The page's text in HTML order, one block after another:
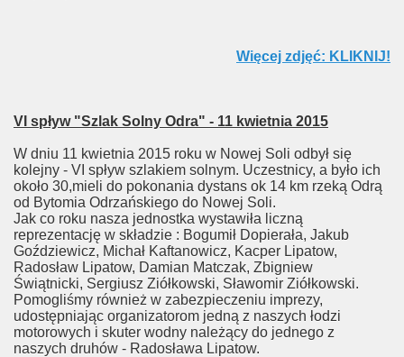
Więcej zdjęć: KLIKNIJ!
VI spływ "Szlak Solny Odra" - 11 kwietnia 2015
W dniu 11 kwietnia 2015 roku w Nowej Soli odbył się
kolejny - VI spływ szlakiem solnym. Uczestnicy, a było ich
około 30,mieli do pokonania dystans ok 14 km rzeką Odrą
od Bytomia Odrzańskiego do Nowej Soli.
Jak co roku nasza jednostka wystawiła liczną
reprezentację w składzie : Bogumił Dopierała, Jakub
Goździewicz, Michał Kaftanowicz, Kacper Lipatow,
Radosław Lipatow, Damian Matczak, Zbigniew
Świątnicki, Sergiusz Ziółkowski, Sławomir Ziółkowski.
Pomogliśmy również w zabezpieczeniu imprezy,
udostępniając organizatorom jedną z naszych łodzi
motorowych i skuter wodny należący do jednego z
naszych druhów - Radosława Lipatow.